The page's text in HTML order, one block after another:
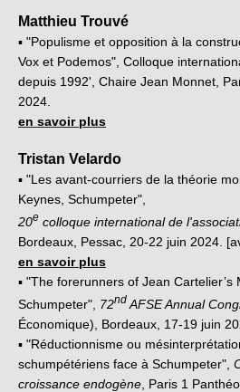
Matthieu Trouvé
▪ "Populisme et opposition à la
Vox et Podemos", Colloque
depuis 1992', Chaire Jean Monnet,
2024.
en savoir plus
Tristan Velardo
▪ "Les avant-courriers de la théorie
Keynes, Schumpeter",
20e colloque international de
Bordeaux, Pessac, 20-22 juin 2024.
en savoir plus
▪ "The forerunners of Jean
Schumpeter", 72nd AFSE Annual
Économique), Bordeaux, 17-19 juin
▪ "Réductionnisme ou
schumpétériens face à Schumpeter",
croissance endogène , Paris 1